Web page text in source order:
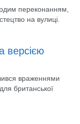
переконанням,
на вулиці.
версією
враженнями
британської